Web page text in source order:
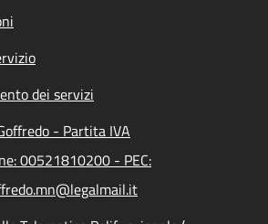
dei servizi
- Partita IVA
00521810200 - PEC: